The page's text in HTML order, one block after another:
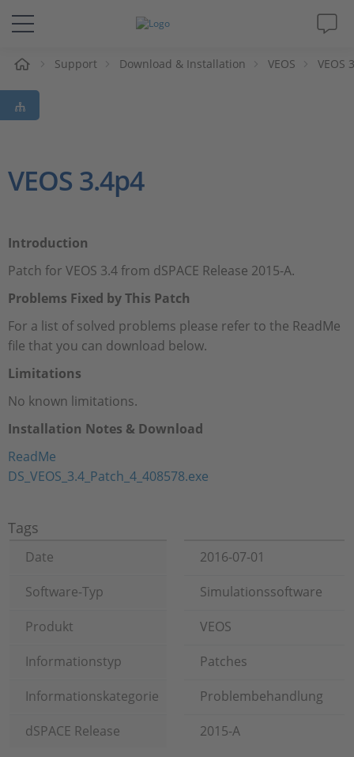
Lösungen & Produkte
Support
Unternehmen
Karriere
Support Download & Installation VEOS VEOS
VEOS 3.4p4
Introduction
Patch for VEOS 3.4 from dSPACE Release 2015-A.
Problems Fixed by This Patch
For a list of solved problems please refer to the ReadMe
file that you can download below.
Limitations
No known limitations.
Installation Notes & Download
ReadMe
DS_VEOS_3.4_Patch_4_408578.exe
Tags
Date
2016-07-01
Software-Typ
Simulationssoftware
Produkt
VEOS
Informationstyp
Patches
Informationskategorie
Problembehandlung
dSPACE Release
2015-A